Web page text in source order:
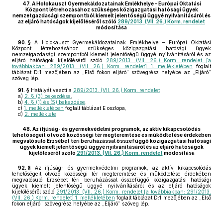
47. A Holokauszt Gyermekáldozatainak Emlékhelye – Európai Oktatási
Központ létrehozásához szükséges közigazgatási hatósági ügyek
nemzetgazdasági szempontból kiemelt jelentőségű üggyé nyilvánításáról és
az eljáró hatóságok kijelöléséről szóló 289/2013. (VII. 26.) Korm. rendelet
módosítása
90. § A Holokauszt Gyermekáldozatainak Emlékhelye – Európai Oktatási
Központ létrehozásához szükséges közigazgatási hatósági ügyek
nemzetgazdasági szempontból kiemelt jelentőségű üggyé nyilvánításáról és az
eljáró hatóságok kijelöléséről szóló 289/2013. (VII. 26.) Korm. rendelet [a
továbbiakban: 289/2013. (VII. 26.) Korm. rendelet] 1. mellékletében foglalt
táblázat D:1 mezőjében az „Első fokon eljáró” szövegrész helyébe az „Eljáró”
szöveg lép.
91. § Hatályát veszti a 289/2013. (VII. 26.) Korm. rendelet
a) 2. § (3) bekezdése
b) 4. § (1) és (5) bekezdése
c) 1. mellékletében foglalt táblázat E oszlopa,
d) 2. melléklete
48. Az ifjúság- és gyermekvédelmi programok, az aktív kikapcsolódás
lehetőségeit ötvöző közösségi tér megteremtése és működtetése érdekében
megvalósuló Erzsébet téri beruházással összefüggő közigazgatási hatósági
ügyek kiemelt jelentőségű üggyé nyilvánításáról és az eljáró hatóságok
kijelöléséről szóló 291/2013. (VII. 26.) Korm. rendelet módosítása
92. § Az ifjúság- és gyermekvédelmi programok, az aktív kikapcsolódás
lehetőségeit ötvöző közösségi tér megteremtése és működtetése érdekében
megvalósuló Erzsébet téri beruházással összefüggő közigazgatási hatósági
ügyek kiemelt jelentőségű üggyé nyilvánításáról és az eljáró hatóságok
kijelöléséről szóló 291/2013. (VII. 26.) Korm. rendelet [a továbbiakban: 291/2013.
(VII. 26.) Korm. rendelet] 1. mellékletében foglalt táblázat D:1 mezőjében az „Első
fokon eljáró” szövegrész helyébe az „Eljáró” szöveg lép.